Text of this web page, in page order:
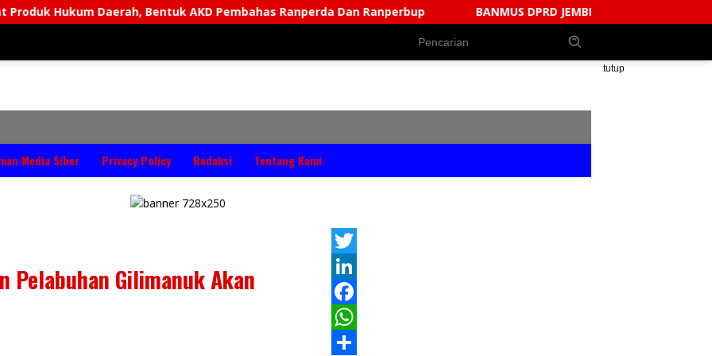
Daerah, Bentuk AKD Pembahas Ranperda Dan Ranperbup BANMUS DPRD JEMBRANA TUNTASKAN REKOMENDASI
tutup
Media Siber Privacy Policy Redaksi Tentang Kami
Pelabuhan Gilimanuk Akan
T
w
L
n
F
aW